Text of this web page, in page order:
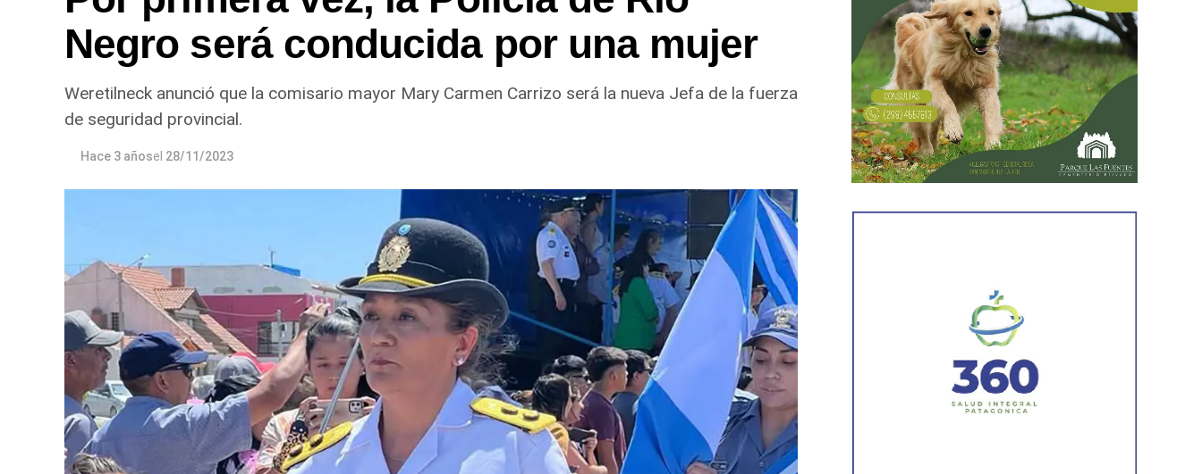
Negro será conducida por una mujer
Weretilneck anunció que la comisario mayor Mary Carmen Carrizo será la nueva Jefa de la fuerza
de seguridad provincial.
Hace 3 añosel 28/11/2023